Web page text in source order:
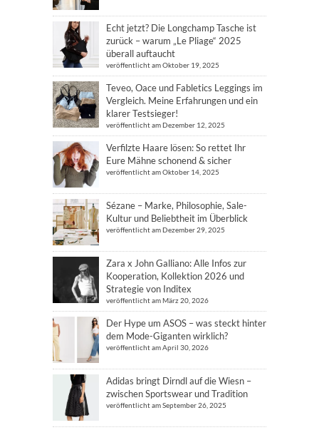
Echt jetzt? Die Longchamp Tasche ist
zurück – warum „Le Pliage“ 2025
überall auftaucht
veröffentlicht am Oktober 19, 2025
Teveo, Oace und Fabletics Leggings im
Vergleich. Meine Erfahrungen und ein
klarer Testsieger!
veröffentlicht am Dezember 12, 2025
Verfilzte Haare lösen: So rettet Ihr
Eure Mähne schonend & sicher
veröffentlicht am Oktober 14, 2025
Sézane – Marke, Philosophie, Sale-
Kultur und Beliebtheit im Überblick
veröffentlicht am Dezember 29, 2025
Zara x John Galliano: Alle Infos zur
Kooperation, Kollektion 2026 und
Strategie von Inditex
veröffentlicht am März 20, 2026
Der Hype um ASOS – was steckt hinter
dem Mode-Giganten wirklich?
veröffentlicht am April 30, 2026
Adidas bringt Dirndl auf die Wiesn –
zwischen Sportswear und Tradition
veröffentlicht am September 26, 2025